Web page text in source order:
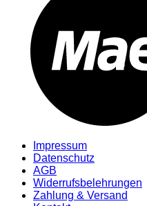
Impressum
Datenschutz
AGB
Widerrufsbelehrungen
Zahlung & Versand